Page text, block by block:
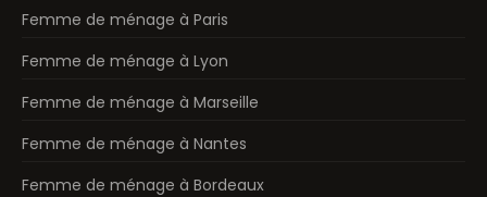
Femme de ménage à Paris
Femme de ménage à Lyon
Femme de ménage à Marseille
Femme de ménage à Nantes
Femme de ménage à Bordeaux